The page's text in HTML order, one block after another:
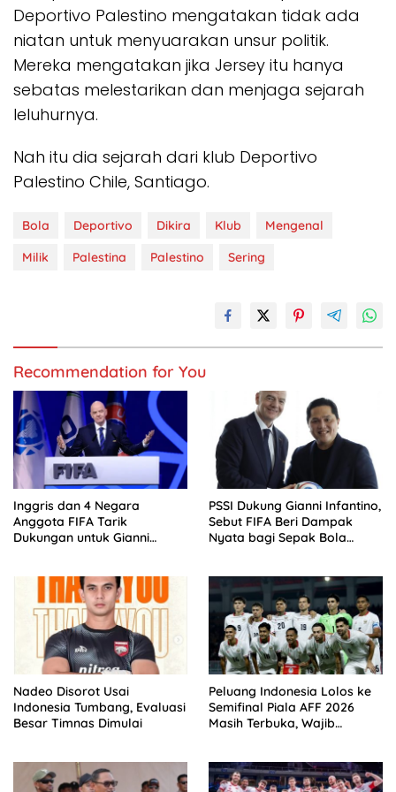
Deportivo Palestino mengatakan tidak ada
niatan untuk menyuarakan unsur politik.
Mereka mengatakan jika Jersey itu hanya
sebatas melestarikan dan menjaga sejarah
leluhurnya.
Nah itu dia sejarah dari klub Deportivo
Palestino Chile, Santiago.
Bola Deportivo Dikira Klub
Mengenal
Milik
Palestina Palestino Sering
Recommendation for You
Inggris dan 4 Negara
Anggota FIFA Tarik
Dukungan untuk Gianni
PSSI Dukung Gianni Infantino,
Sebut FIFA Beri Dampak
Nyata bagi Sepak Bola
Nadeo Disorot Usai
Indonesia Tumbang, Evaluasi
Besar Timnas Dimulai
Peluang Indonesia Lolos ke
Semifinal Piala AFF 2026
Masih Terbuka, Wajib